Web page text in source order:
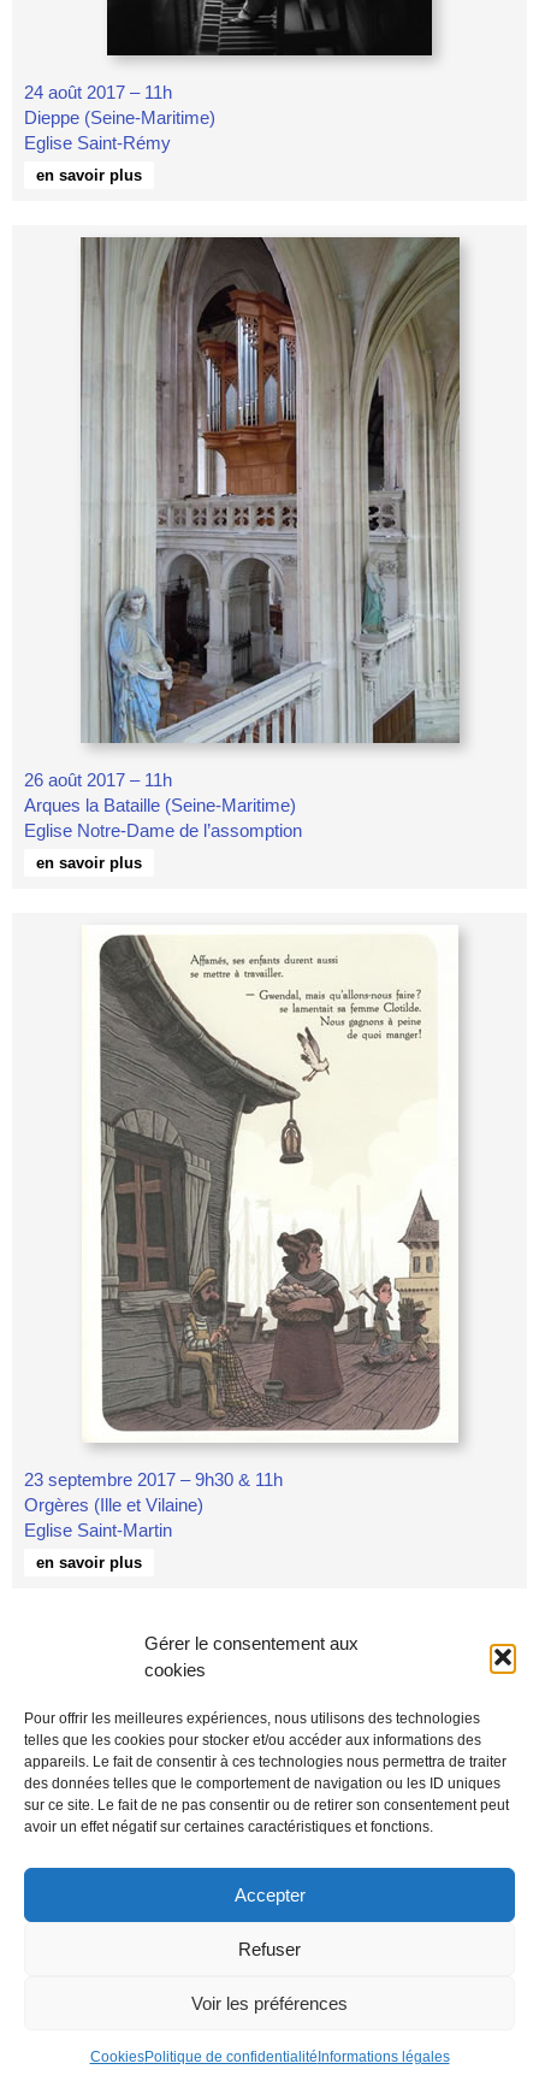
Gérer le consentement aux
cookies
Pour offrir les meilleures expériences, nous utilisons des technologies
telles que les cookies pour stocker et/ou accéder aux informations des
appareils. Le fait de consentir à ces technologies nous permettra de traiter
des données telles que le comportement de navigation ou les ID uniques
sur ce site. Le fait de ne pas consentir ou de retirer son consentement peut
avoir un effet négatif sur certaines caractéristiques et fonctions.
Accepter
Refuser
Voir les préférences
CookiesPolitique de confidentialité Informations légales
24 août 2017 – 11h
Dieppe (Seine-Maritime)
Eglise Saint-Rémy
en savoir plus
26 août 2017 – 11h
Arques la Bataille (Seine-Maritime)
Eglise Notre-Dame de l’assomption
en savoir plus
23 septembre 2017 – 9h30 & 11h
Orgères (Ille et Vilaine)
Eglise Saint-Martin
en savoir plus